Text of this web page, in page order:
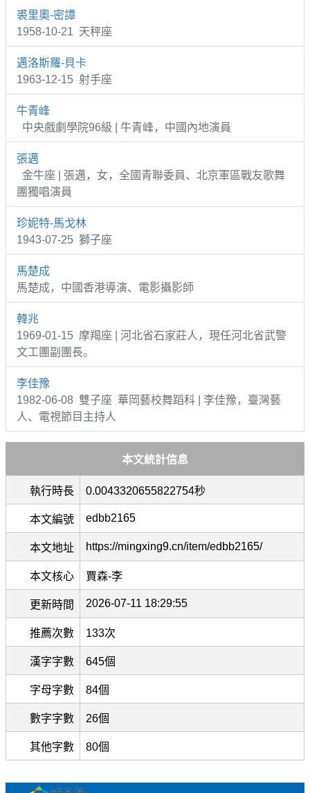
裘里奧-密譚
1958-10-21 天秤座
邁洛斯羅-貝卡
1963-12-15 射手座
牛青峰
中央戲劇學院96級 | 牛青峰，中國內地演員
張邁
金牛座 | 張邁，女，全國青聯委員、北京軍區戰友歌舞
團獨唱演員
珍妮特-馬戈林
1943-07-25 獅子座
馬楚成
馬楚成，中國香港導演、電影攝影師
韓兆
1969-01-15 摩羯座 | 河北省石家莊人，現任河北省武警
文工團副團長。
李佳豫
1982-06-08 雙子座 華岡藝校舞蹈科 | 李佳豫，臺灣藝
人、電視節目主持人
本文統計信息
執行時長 0.0043320655822754秒
本文編號 edbb2165
本文地址 https://mingxing9.cn/item/edbb2165/
本文核心 賈森-李
更新時間 2026-07-11 18:29:55
推薦次數 133次
漢字字數 645個
字母字數 84個
數字字數 26個
其他字數 80個